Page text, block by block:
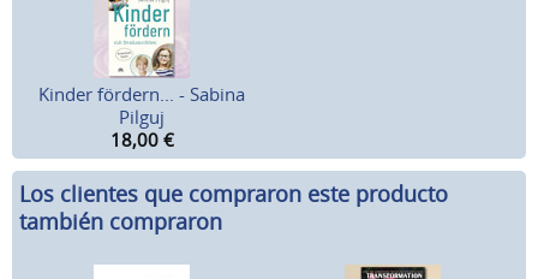
Kinder fördern... - Sabina
Pilguj
18,00 €
Los clientes que compraron este producto
también compraron